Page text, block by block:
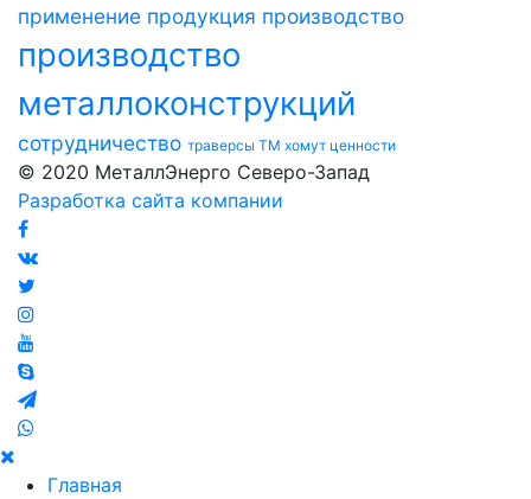
применение продукция производство
производство
металлоконструкций
сотрудничество траверсы ТМ хомут ценности
© 2020 МеталлЭнерго Северо-Запад
Разработка сайта компании
Главная